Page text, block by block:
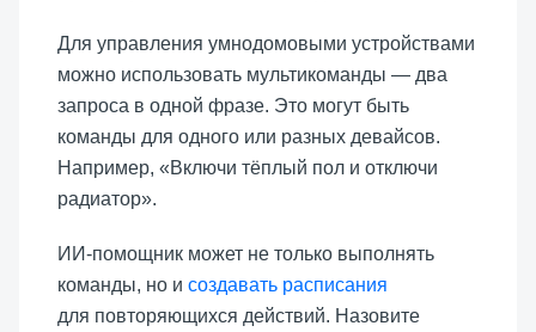
Для управления умнодомовыми устройствами
можно использовать мультикоманды — два
запроса в одной фразе. Это могут быть
команды для одного или разных девайсов.
Например, «Включи тёплый пол и отключи
радиатор».
ИИ-помощник может не только выполнять
команды, но и создавать расписания
для повторяющихся действий. Назовите